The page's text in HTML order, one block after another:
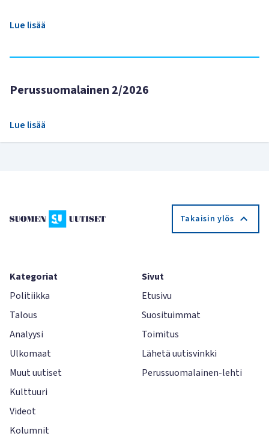
Lue lisää
Perussuomalainen 2/2026
Lue lisää
Takaisin ylös
Kategoriat
Politiikka
Talous
Analyysi
Ulkomaat
Muut uutiset
Kulttuuri
Videot
Kolumnit
Sivut
Etusivu
Suosituimmat
Toimitus
Lähetä uutisvinkki
Perussuomalainen-lehti